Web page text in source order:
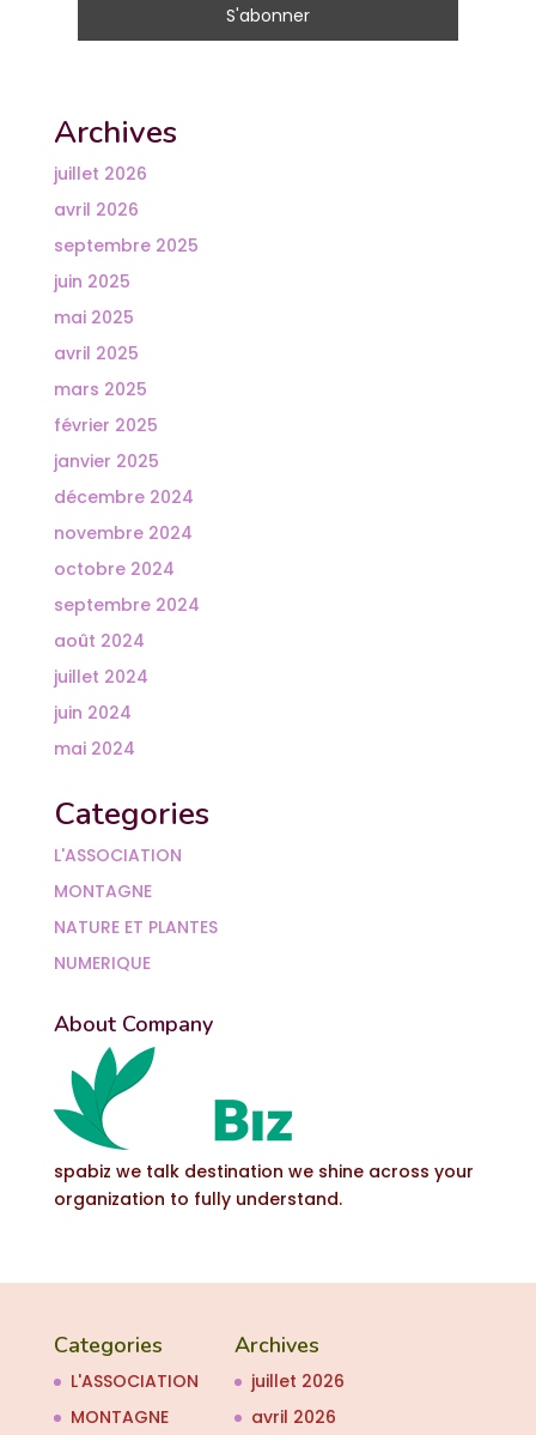
Archives
juillet 2026
avril 2026
septembre 2025
juin 2025
mai 2025
avril 2025
mars 2025
février 2025
janvier 2025
décembre 2024
novembre 2024
octobre 2024
septembre 2024
août 2024
juillet 2024
juin 2024
mai 2024
Categories
L'ASSOCIATION
MONTAGNE
NATURE ET PLANTES
NUMERIQUE
About Company
spabiz we talk destination we shine across your
organization to fully understand.
Categories
L'ASSOCIATION
MONTAGNE
Archives
juillet 2026
avril 2026